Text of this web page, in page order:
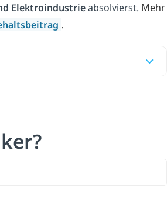
Elektroindustrieabsolvierst. Mehr
.